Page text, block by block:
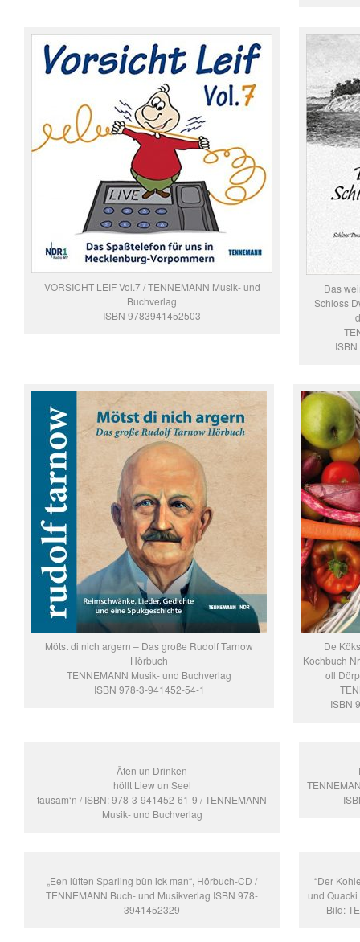
VORSICHT LEIF Vol.7 / TENNEMANN Musik- und
Buchverlag
ISBN 9783941452503
Das
Schloss
Mötst di nich argern – Das große Rudolf Tarnow
Hörbuch
TENNEMANN Musik- und Buchverlag
ISBN 978-3-941452-54-1
De
Kochbuch
oll
ISBN
Äten un Drinken
höllt Liew un Seel
tausam‘n / ISBN: 978-3-941452-61-9 / TENNEMANN
Musik- und Buchverlag
„Een lütten Sparling bün ick man“, Hörbuch-CD /
TENNEMANN Buch- und Musikverlag ISBN 978-
3941452329
“Der
und
Bild: